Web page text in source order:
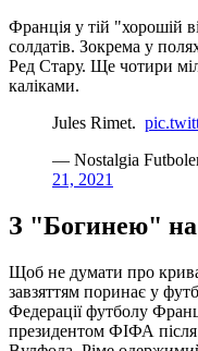
Франція у тій "хорошій
солдатів. Зокрема у
Ред Стару. Ще чотири
каліками.
Jules Rimet. ️
— Nostalgia
21, 2021
З "Богинею"
Щоб не думати про
завзяттям поринає у
Федерації футболу
президентом ФІФА після